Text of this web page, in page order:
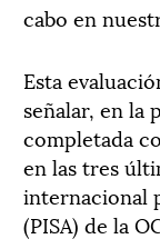
cabo en
Esta
señalar, en la
completada
en las tres
internacional
(PISA) de la